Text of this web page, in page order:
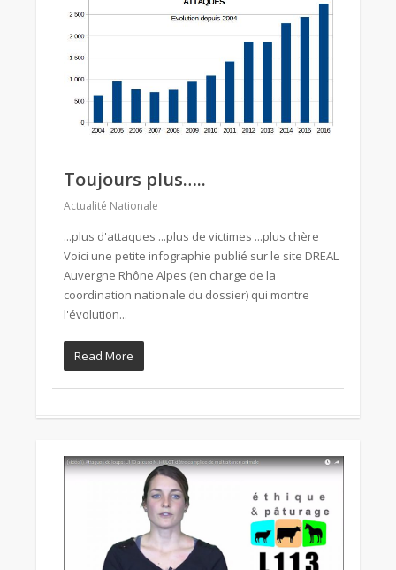
Toujours plus…..
Actualité Nationale
...plus d'attaques ...plus de victimes ...plus chère
Voici une petite infographie publié sur le site DREAL
Auvergne Rhône Alpes (en charge de la
coordination nationale du dossier) qui montre
l'évolution...
Read More